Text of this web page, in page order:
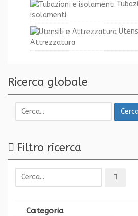
isolamenti
Attrezzatura
Ricerca globale
Filtro ricerca
Categoria